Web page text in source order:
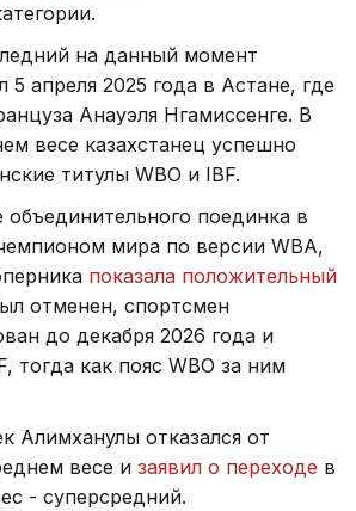
на данный момент
5 апреля 2025 года в Астане, где
Анауэля Нгамиссенге. В
весе казахстанец успешно
титулы WBO и IBF.
поединка в
мира по версии WBA,
показала положительный
отменен, спортсмен
до декабря 2026 года и
тогда как пояс WBO за ним
Алимханулы отказался от
весе и заявил о переходе в
- суперсредний.